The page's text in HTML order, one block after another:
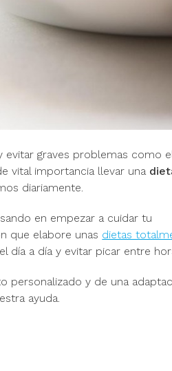
evitar graves problemas como
vital importancia llevar una
diariamente.
en empezar a cuidar tu
que elabore unas dietas
día a día y evitar picar entre
personalizado y de una
ayuda.